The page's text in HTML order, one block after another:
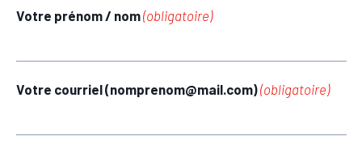
Votre prénom / nom(obligatoire)
Votre courriel (nomprenom@mail.com)(obligatoire)